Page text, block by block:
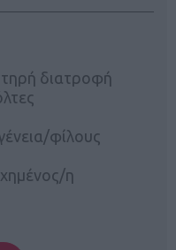
διατροφή
φίλους
η